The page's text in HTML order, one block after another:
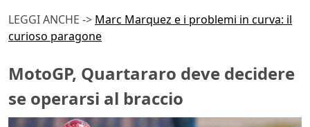
LEGGI ANCHE -> Marc Marquez e i problemi in curva: il
curioso paragone
MotoGP, Quartararo deve decidere
se operarsi al braccio